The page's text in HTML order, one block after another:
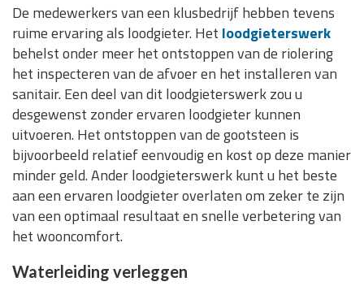
De medewerkers van een klusbedrijf hebben tevens
ruime ervaring als loodgieter. Het loodgieterswerk
behelst onder meer het ontstoppen van de riolering
het inspecteren van de afvoer en het installeren van
sanitair. Een deel van dit loodgieterswerk zou u
desgewenst zonder ervaren loodgieter kunnen
uitvoeren. Het ontstoppen van de gootsteen is
bijvoorbeeld relatief eenvoudig en kost op deze manier
minder geld. Ander loodgieterswerk kunt u het beste
aan een ervaren loodgieter overlaten om zeker te zijn
van een optimaal resultaat en snelle verbetering van
het wooncomfort.
Waterleiding verleggen